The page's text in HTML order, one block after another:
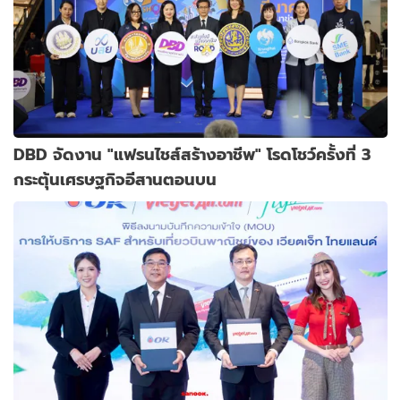
DBD จัดงาน "แฟรนไชส์สร้างอาชีพ" โรดโชว์ครั้งที่ 3
กระตุ้นเศรษฐกิจอีสานตอนบน